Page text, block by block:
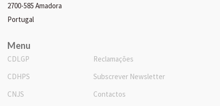
2700-585 Amadora
Portugal
Menu
CDLGP
CDHPS
CNJS
Reclamações
Subscrever Newsletter
Contactos